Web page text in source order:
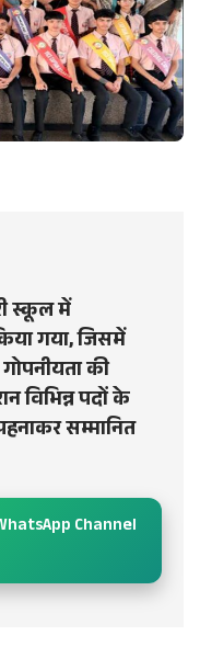
स्कूल में
गया, जिसमें
की
विभिन्न पदों के
सम्मानित
Channel